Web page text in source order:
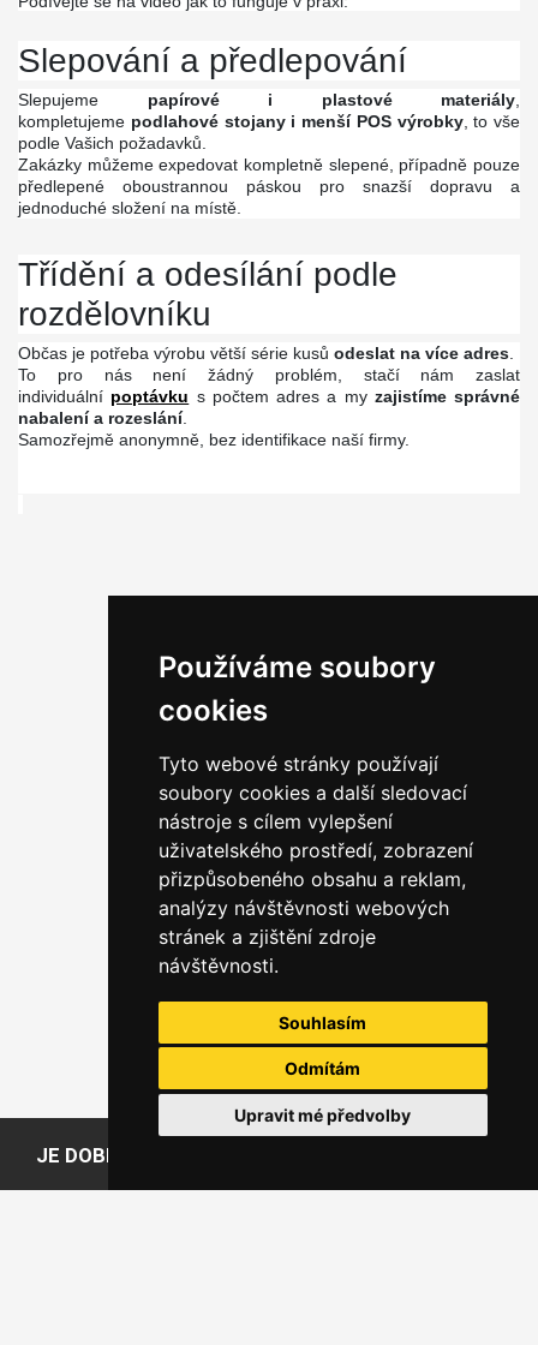
Používáme soubory
cookies
Tyto webové stránky používají
soubory cookies a další sledovací
nástroje s cílem vylepšení
uživatelského prostředí, zobrazení
přizpůsobeného obsahu a reklam,
analýzy návštěvnosti webových
stránek a zjištění zdroje
návštěvnosti.
Souhlasím
Odmítám
Upravit mé předvolby
Slepování a předlepování
Slepujeme papírové i plastové materiály,
kompletujeme podlahové stojany i menší POS výrobky, to vše
podle Vašich požadavků.
Zakázky můžeme expedovat kompletně slepené, případně pouze
předlepené oboustrannou páskou pro snazší dopravu a
jednoduché složení na místě.
Třídění a odesílání podle
rozdělovníku
Občas je potřeba výrobu větší série kusů odeslat na více adres.
To pro nás není žádný problém, stačí nám zaslat
individuální poptávku s počtem adres a my zajistíme správné
nabalení a rozeslání.
Samozřejmě anonymně, bez identifikace naší firmy.
JE DOBRÉ VĚDĚT
Slovníček pojmů